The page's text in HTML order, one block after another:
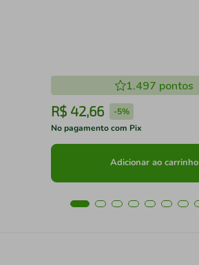
1.497 pontos
R$ 42,66 -5%
No pagamento com Pix
Adicionar ao carrinho